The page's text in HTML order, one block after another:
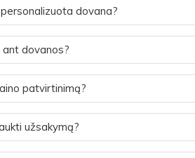
dovana?
dovanos?
patvirtinimą?
užsakymą?